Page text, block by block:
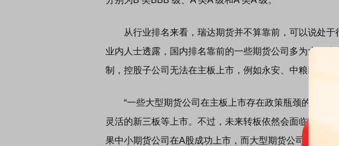
从行业排名来看，瑞达期货并不算靠前，可以说处于
业内人士透露，国内排名靠前的一些期货公司多为大型上
制，控股子公司无法在主板上市，例如永安、中粮以及
“一些大型期货公司在主板上市存在政策瓶颈的制约”
灵活的新三板等上市。不过，未来转板依然会面临政策障
果中小期货公司在A股成功上市，而大型期货公司却无奈